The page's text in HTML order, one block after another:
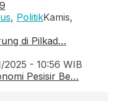
, PolitikKamis,
di Pilkad…
2025 - 10:56 WIB
Pesisir Be…